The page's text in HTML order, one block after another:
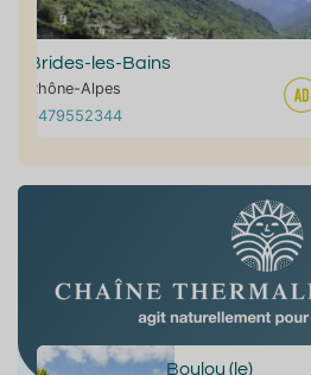
Brides-les-Bains
Rhône-Alpes
0479552344
Boulou (le)